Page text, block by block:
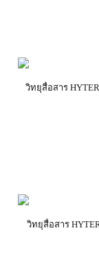
วิทยุสื่อสาร
วิทยุสื่อสาร